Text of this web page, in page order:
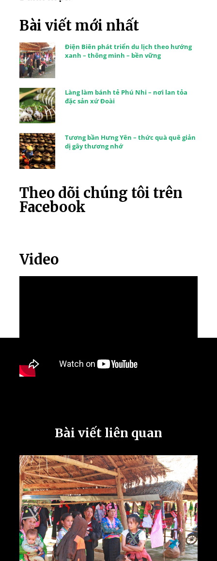
Bài viết mới nhất
Điện Biên phát triển du lịch theo hướng
xanh – thông minh – bền vững
Làng làm bánh tẻ Phú Nhi – nơi lan tỏa
đặc sản xứ Đoài
Tương bần Hưng Yên – thức quà quê giản
dị gây thương nhớ
Theo dõi chúng tôi trên
Facebook
Video
Bài viết liên quan